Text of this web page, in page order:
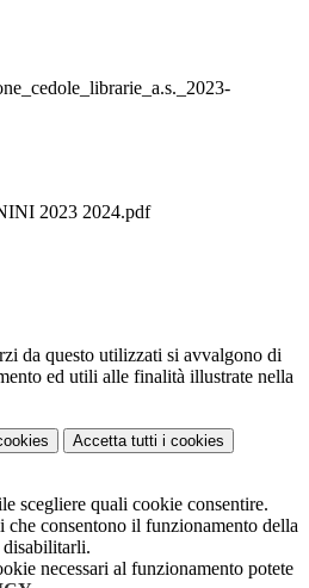
2023 2024.pdf
da questo utilizzati si avvalgono di
ed utili alle finalità illustrate nella
Accetta tutti i cookies
scegliere quali cookie consentire.
che consentono il funzionamento della
disabilitarli.
necessari al funzionamento potete